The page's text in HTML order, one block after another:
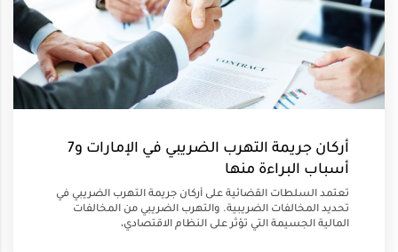
أركان جريمة التهرب الضريبي في الإمارات و7
أسباب البراءة منها
تعتمد السلطات القضائية على أركان جريمة التهرب الضريبي في
تحديد المخالفات الضريبية. والتهرب الضريبي من المخالفات
المالية الجسيمة التي تؤثر على النظام الاقتصادي،